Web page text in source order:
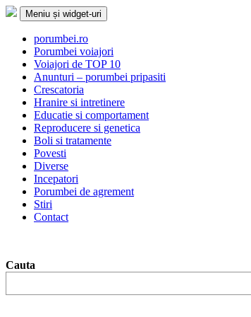
Sari
conținut
Porumbei.ro
Enciclopedia porumbelului
Meniu și widget-uri
porumbei.ro
Porumbei voiajori
Voiajori de TOP 10
Anunturi – porumbei pripasiti
Crescatoria
Hranire si intretinere
Educatie si comportament
Reproducere si genetica
Boli si tratamente
Povesti
Diverse
Incepatori
Porumbei de agrement
Stiri
Contact
Cauta